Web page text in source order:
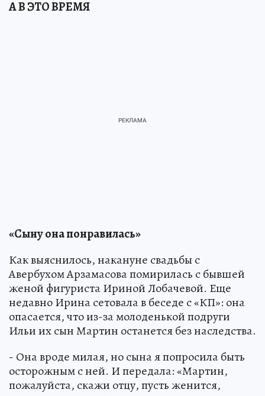
А В ЭТО ВРЕМЯ
«Сыну она понравилась»
Как выяснилось, накануне свадьбы с
Авербухом Арзамасова помирилась с бывшей
женой фигуриста Ириной Лобачевой. Еще
недавно Ирина сетовала в беседе с «КП»: она
опасается, что из-за молоденькой подруги
Ильи их сын Мартин останется без наследства.
- Она вроде милая, но сына я попросила быть
осторожным с ней. И передала: «Мартин,
пожалуйста, скажи отцу, пусть женится,